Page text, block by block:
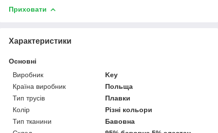
Приховати
Характеристики
Основні
Виробник
Key
Країна виробник
Польща
Тип трусів
Плавки
Колір
Різні кольори
Тип тканини
Бавовна